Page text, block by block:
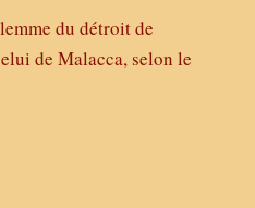
du détroit de
de Malacca, selon le